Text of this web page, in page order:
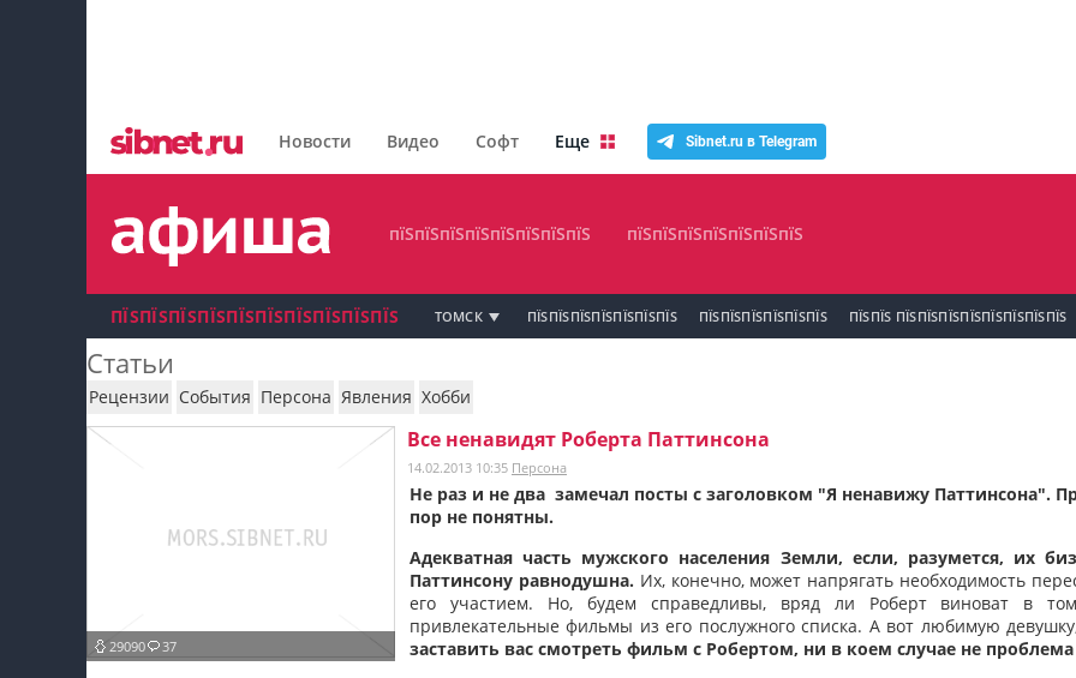
Новости Видео Софт Еще Sibnet.ru в Telegram
пїЅпїЅпїЅпїЅпїЅпїЅпїЅпїЅ
пїЅпїЅпїЅпїЅпїЅпїЅпїЅ
пїЅпїЅпїЅ пїЅпїЅпїЅпїЅпїЅпїЅпїЅ пїЅпїЅ
пїЅпїЅпїЅ пїЅпїЅпїЅпїЅпїЅпїЅпїЅ
пїЅпїЅпїЅ пїЅпїЅпїЅпїЅпїЅпїЅпїЅ
пїЅпїЅпїЅпїЅпїЅпїЅпїЅпїЅпїЅпїЅпїЅ
пїЅпїЅпїЅ
пїЅпїЅпїЅпїЅпїЅпїЅпїЅпїЅ пїЅпїЅпїЅпїЅпїЅпїЅпїЅ
ПЇЅПЇЅПЇЅПЇЅПЇЅПЇЅПЇЅПЇЅПЇЅПЇЅ ТОМСК ПЇЅПЇЅПЇЅПЇЅПЇЅПЇЅПЇЅ ПЇЅПЇЅПЇЅПЇЅПЇЅПЇЅ ПЇЅПЇЅ ПЇЅПЇЅПЇЅПЇЅПЇЅПЇЅПЇЅПЇЅ
Статьи
Рецензии События Персона Явления Хобби
29090 37
Все ненавидят Роберта Паттинсона
14.02.2013 10:35 Персона
Не раз и не два замечал посты с заголовком "Я ненавижу Паттинсона".
пор не понятны.
Адекватная часть мужского населения Земли, если, разумется, их
Паттинсону равнодушна. Их, конечно, может напрягать необходимость
его участием. Но, будем справедливы, вряд ли Роберт виноват в
привлекательные фильмы из его послужного списка. А вот любимую
заставить вас смотреть фильм с Робертом, ни в коем случае не